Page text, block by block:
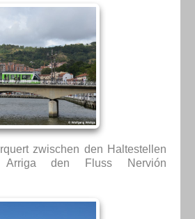
zwischen den Haltestellen
den Fluss Nervión